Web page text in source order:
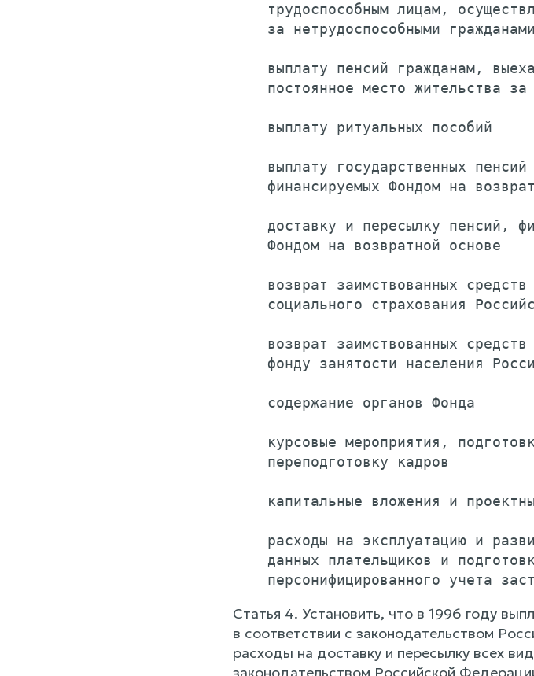
трудоспособным лицам,
за нетрудоспособными
выплату пенсий гражданам,
постоянное место жительства
выплату ритуальных пособий
выплату государственных пенсий
финансируемых Фондом на
доставку и пересылку пенсий,
Фондом на возвратной основе
возврат заимствованных средств
социального страхования
возврат заимствованных средств
фонду занятости населения
содержание органов Фонда
курсовые мероприятия,
переподготовку кадров
капитальные вложения и
расходы на эксплуатацию и
данных плательщиков и
Статья 4. Установить, что в 1996 году
в соответствии с законодательством
расходы на доставку и пересылку всех